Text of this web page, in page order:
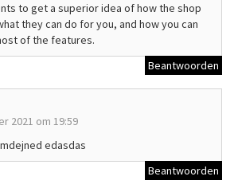
to get a superior idea of how the shop
they can do for you, and how you can
of the features.
Beantwoorden
2021 om 19:59
edasdas
Beantwoorden